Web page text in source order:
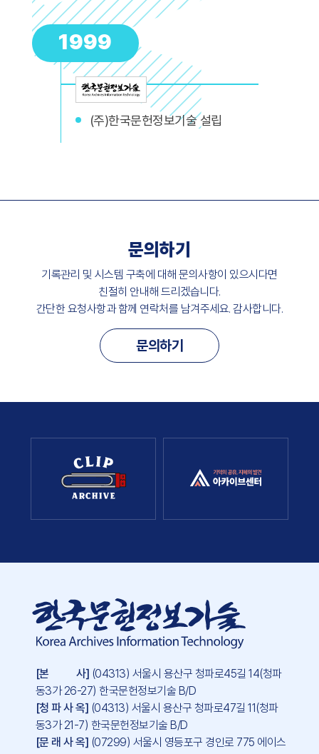
1999
(주)한국문헌정보기술 설립
문의하기
기록관리 및 시스템 구축에 대해 문의사항이 있으시다면
친절히 안내해 드리겠습니다.
간단한 요청사항과 함께 연락처를 남겨주세요. 감사합니다.
문의하기
[본 사] (04313) 서울시 용산구 청파로45길 14(청파
동3가 26-27) 한국문헌정보기술 B/D
[청 파 사 옥] (04313) 서울시 용산구 청파로47길 11(청파
동3가 21-7) 한국문헌정보기술 B/D
[문 래 사 옥] (07299) 서울시 영등포구 경인로 775 에이스